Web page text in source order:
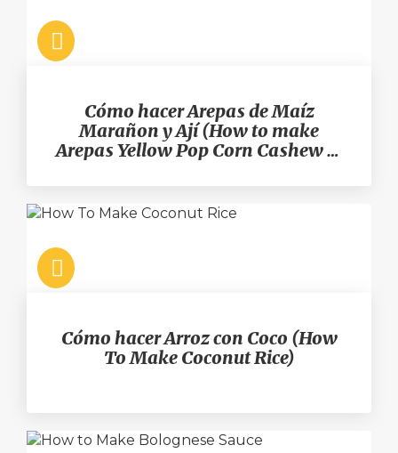
Cómo hacer Arepas de Maíz
Marañon y Ají (How to make
Arepas Yellow Pop Corn Cashew &
Cómo hacer Arroz con Coco (How
To Make Coconut Rice)